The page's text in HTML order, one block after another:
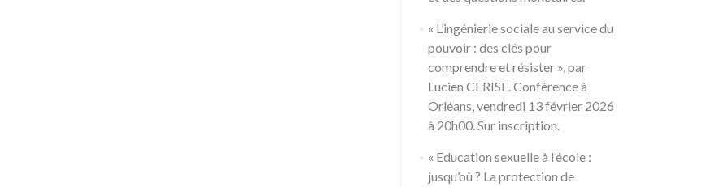
« L’ingénierie sociale au service du
pouvoir : des clés pour
comprendre et résister », par
Lucien CERISE. Conférence à
Orléans, vendredi 13 février 2026
à 20h00. Sur inscription.
« Education sexuelle à l’école :
jusqu’où ? La protection de